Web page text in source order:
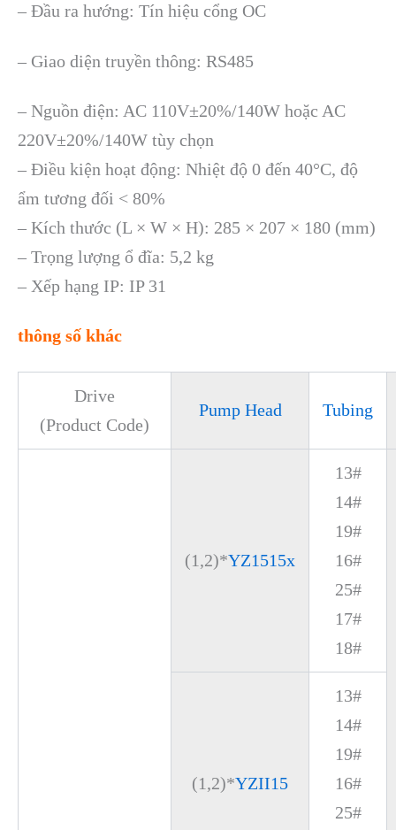
– Đầu ra hướng: Tín hiệu cổng OC
– Giao diện truyền thông: RS485
– Nguồn điện: AC 110V±20%/140W hoặc AC
220V±20%/140W tùy chọn
– Điều kiện hoạt động: Nhiệt độ 0 đến 40°C, độ
ẩm tương đối < 80%
– Kích thước (L × W × H): 285 × 207 × 180 (mm)
– Trọng lượng ổ đĩa: 5,2 kg
– Xếp hạng IP: IP 31
thông số khác
Drive
(Product Code)
Pump Head Tubing
(1,2)*YZ1515x
13#
14#
19#
16#
25#
17#
18#
(1,2)*YZII15
13#
14#
19#
16#
25#